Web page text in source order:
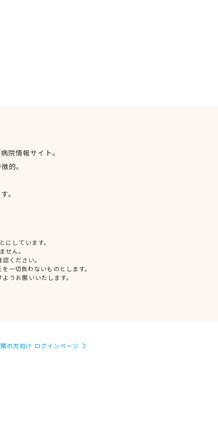
院情報サイト。
的。
。
しています。
せん。
ください。
一切負わないものとします。
うお願いいたします。
の方向け ログインページ